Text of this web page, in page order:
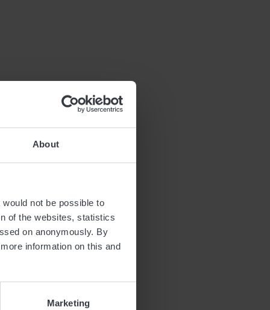
About
not be possible to
of the websites, statistics
on anonymously. By
information on this and
Marketing